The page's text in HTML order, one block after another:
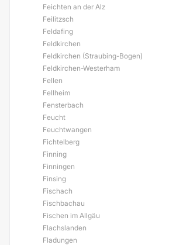
Feichten an der Alz
Feilitzsch
Feldafing
Feldkirchen
Feldkirchen (Straubing-Bogen)
Feldkirchen-Westerham
Fellen
Fellheim
Fensterbach
Feucht
Feuchtwangen
Fichtelberg
Finning
Finningen
Finsing
Fischach
Fischbachau
Fischen im Allgäu
Flachslanden
Fladungen